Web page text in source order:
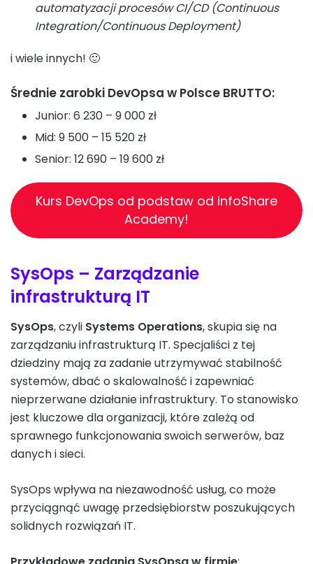
automatyzacji procesów CI/CD (Continuous
Integration/Continuous Deployment)
i wiele innych! 🙂
Średnie zarobki DevOpsa w Polsce BRUTTO:
Junior: 6 230 – 9 000 zł
Mid: 9 500 – 15 520 zł
Senior: 12 690 – 19 600 zł
Kurs DevOps od podstaw od infoShare
Academy!
SysOps – Zarządzanie
infrastrukturą IT
SysOps, czyli Systems Operations, skupia się na
zarządzaniu infrastrukturą IT. Specjaliści z tej
dziedziny mają za zadanie utrzymywać stabilność
systemów, dbać o skalowalność i zapewniać
nieprzerwane działanie infrastruktury. To stanowisko
jest kluczowe dla organizacji, które zależą od
sprawnego funkcjonowania swoich serwerów, baz
danych i sieci.
SysOps wpływa na niezawodność usług, co może
przyciągnąć uwagę przedsiębiorstw poszukujących
solidnych rozwiązań IT.